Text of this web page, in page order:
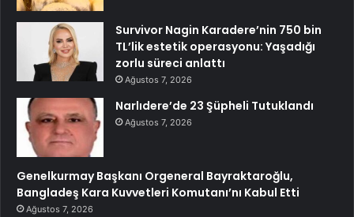
Survivor Nagin Karadere’nin 750 bin
TL’lik estetik operasyonu: Yaşadığı
zorlu süreci anlattı
Ağustos 7, 2026
Narlıdere’de 23 Şüpheli Tutuklandı
Ağustos 7, 2026
Genelkurmay Başkanı Orgeneral Bayraktaroğlu,
Bangladeş Kara Kuvvetleri Komutanı’nı Kabul Etti
Ağustos 7, 2026